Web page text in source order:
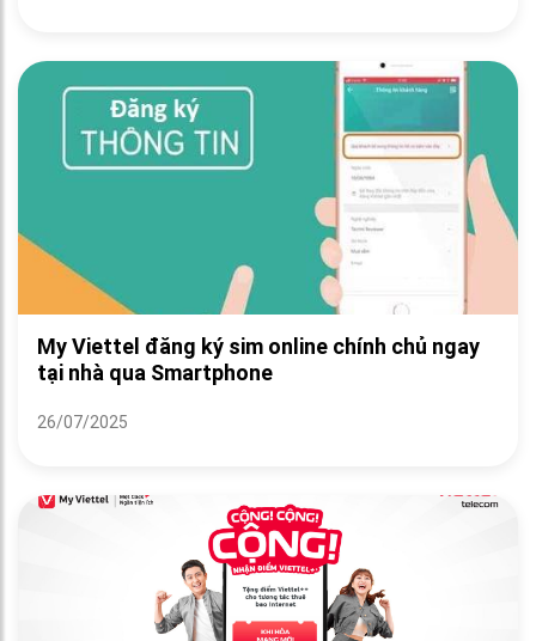
My Viettel đăng ký sim online chính chủ ngay
tại nhà qua Smartphone
26/07/2025